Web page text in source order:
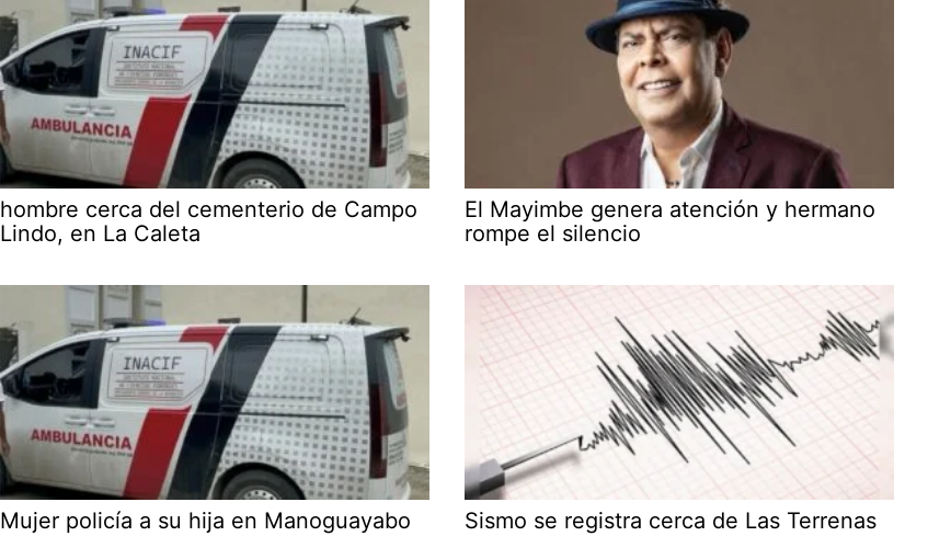
hombre cerca del cementerio de Campo
Lindo, en La Caleta
El Mayimbe genera atención y hermano
rompe el silencio
Mujer policía a su hija en Manoguayabo Sismo se registra cerca de Las Terrenas